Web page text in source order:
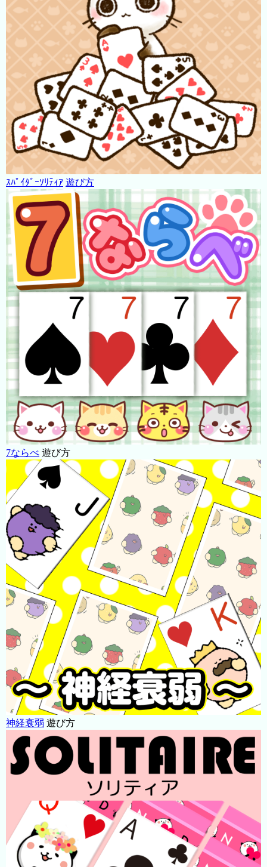
ｽﾊﾟｲﾀﾞｰｿﾘﾃｨｱ 遊び方
7ならべ 遊び方
神経衰弱 遊び方